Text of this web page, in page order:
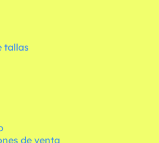
tallas
de venta